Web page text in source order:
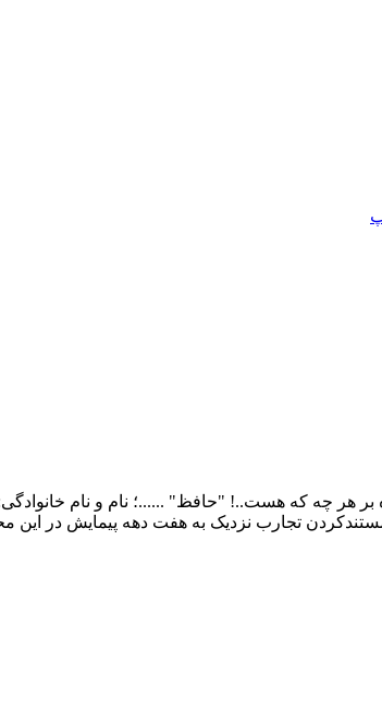
چه که هست..! "حافظ" ......؛ نام و نام
تجارب نزدیک به هفت دهه پیمایش در